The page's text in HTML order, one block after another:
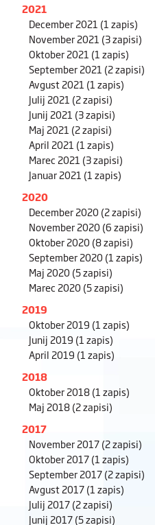
2021
December 2021 (1 zapis)
November 2021 (3 zapisi)
Oktober 2021 (1 zapis)
September 2021 (2 zapisi)
Avgust 2021 (1 zapis)
Julij 2021 (2 zapisi)
Junij 2021 (3 zapisi)
Maj 2021 (2 zapisi)
April 2021 (1 zapis)
Marec 2021 (3 zapisi)
Januar 2021 (1 zapis)
2020
December 2020(2 zapisi)
November 2020(6 zapisi)
Oktober 2020(8 zapisi)
September 2020(1 zapis)
Maj 2020(5 zapisi)
Marec 2020(5 zapisi)
2019
Oktober 2019 (1 zapis)
Junij 2019 (1 zapis)
April 2019 (1 zapis)
2018
Oktober 2018(1 zapis)
Maj 2018(2 zapisi)
2017
November 2017(2 zapisi)
Oktober 2017(1 zapis)
September 2017(2 zapisi)
Avgust 2017(1 zapis)
Julij 2017(2 zapisi)
Junij 2017(5 zapisi)